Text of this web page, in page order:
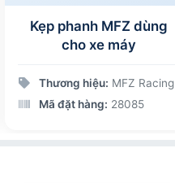
Kẹp phanh MFZ dùng
cho xe máy
Thương hiệu: MFZ Racing
Mã đặt hàng: 28085